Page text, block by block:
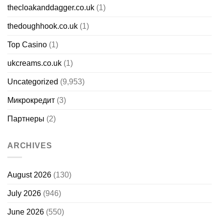
thecloakanddagger.co.uk (1)
thedoughhook.co.uk (1)
Top Casino (1)
ukcreams.co.uk (1)
Uncategorized (9,953)
Микрокредит (3)
Партнеры (2)
ARCHIVES
August 2026 (130)
July 2026 (946)
June 2026 (550)